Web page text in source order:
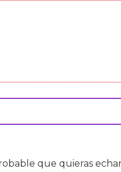
que quieras